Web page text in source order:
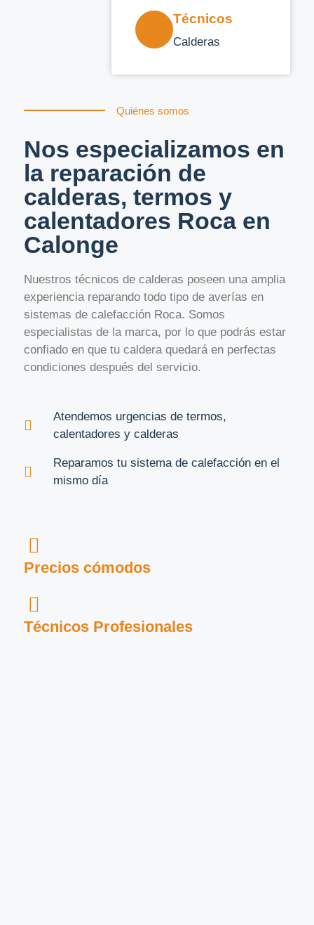
Técnicos
Calderas
Quiénes somos
Nos especializamos en
la reparación de
calderas, termos y
calentadores Roca en
Calonge
Nuestros técnicos de calderas poseen una amplia
experiencia reparando todo tipo de averías en
sistemas de calefacción Roca. Somos
especialistas de la marca, por lo que podrás estar
confiado en que tu caldera quedará en perfectas
condiciones después del servicio.
Atendemos urgencias de termos,
calentadores y calderas
Reparamos tu sistema de calefacción en el
mismo día
Precios cómodos
Técnicos Profesionales